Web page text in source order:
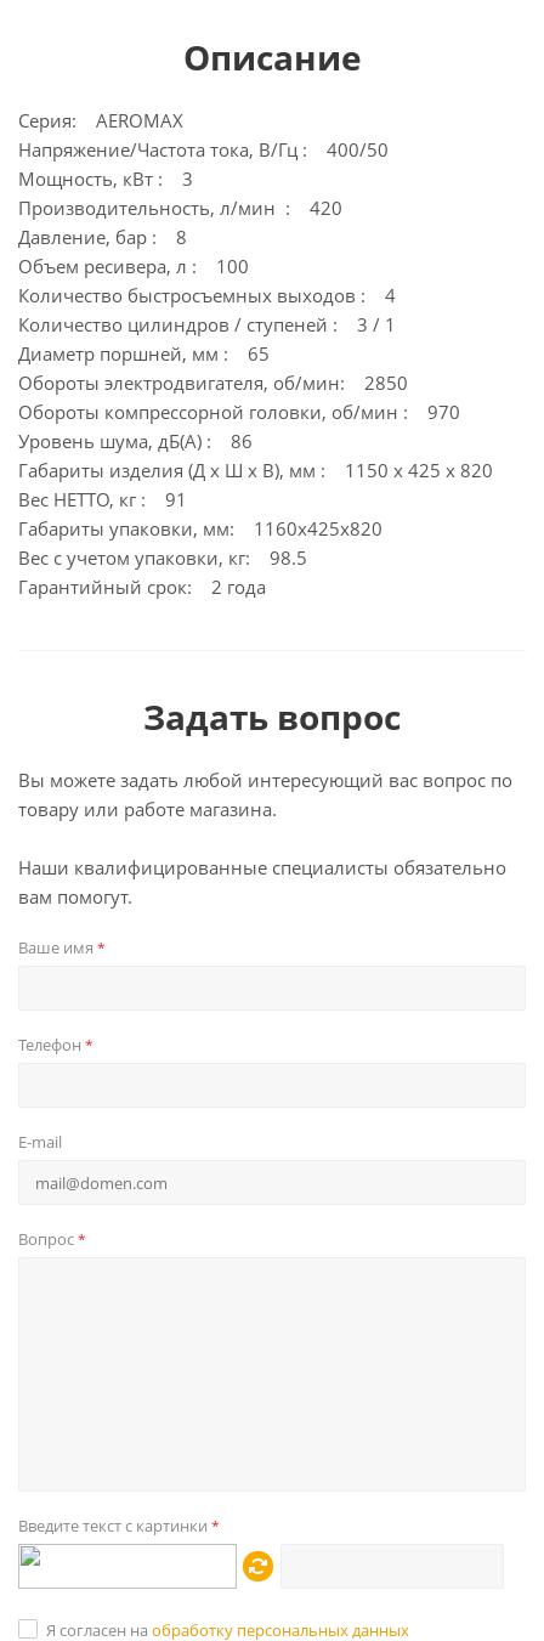
Описание
Серия: AEROMAX
Напряжение/Частота тока, В/Гц : 400/50
Мощность, кВт : 3
Производительность, л/мин : 420
Давление, бар : 8
Объем ресивера, л : 100
Количество быстросъемных выходов : 4
Количество цилиндров / ступеней : 3 / 1
Диаметр поршней, мм : 65
Обороты электродвигателя, об/мин: 2850
Обороты компрессорной головки, об/мин : 970
Уровень шума, дБ(А) : 86
Габариты изделия (Д х Ш х В), мм : 1150 x 425 x 820
Вес НЕТТО, кг : 91
Габариты упаковки, мм: 1160х425х820
Вес с учетом упаковки, кг: 98.5
Гарантийный срок: 2 года
Задать вопрос
Вы можете задать любой интересующий вас вопрос по
товару или работе магазина.
Наши квалифицированные специалисты обязательно
вам помогут.
Ваше имя *
Телефон *
E-mail
Вопрос*
Введите текст с картинки *
Я согласен на обработку персональных данных